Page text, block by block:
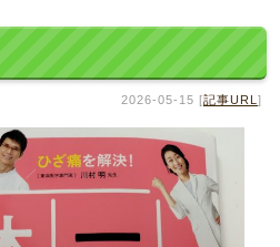
2026-05-15 [記事URL ]